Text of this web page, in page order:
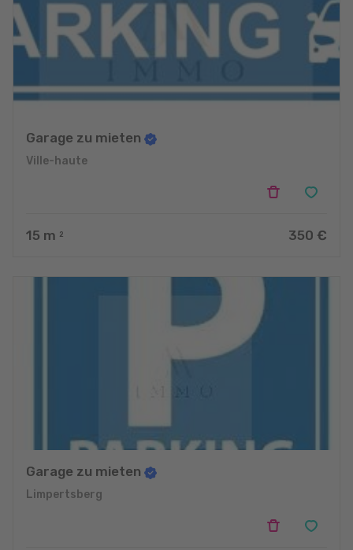
Garage zu mieten
Ville-haute
15 m 2 350 €
Garage zu mieten
Limpertsberg